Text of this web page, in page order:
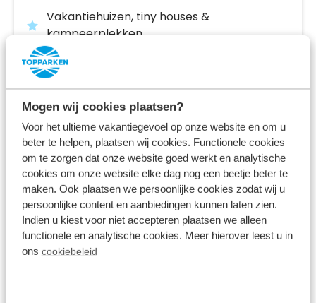
Mogen wij cookies plaatsen?
Voor het ultieme vakantiegevoel op onze website en om u
beter te helpen, plaatsen wij cookies. Functionele cookies
om te zorgen dat onze website goed werkt en analytische
cookies om onze website elke dag nog een beetje beter te
maken. Ook plaatsen we persoonlijke cookies zodat wij u
persoonlijke content en aanbiedingen kunnen laten zien.
Indien u kiest voor niet accepteren plaatsen we alleen
functionele en analytische cookies. Meer hierover leest u in
ons cookiebeleid
Vakantiehuizen, tiny houses &
kampeerplekken
In het Groene Hart van Nederland
vr 14 augustus - ma 17 augustus
3 nachten
2 gasten
464
Bekijk accommodaties
Bekijk vakantiepark